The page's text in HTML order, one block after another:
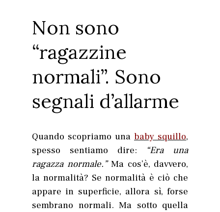
Non sono
“ragazzine
normali”. Sono
segnali d’allarme
Quando scopriamo una baby squillo,
spesso sentiamo dire:
“Era una
ragazza normale.”Ma cos’è, davvero,
la normalità? Se normalità è ciò che
appare in superficie, allora sì, forse
sembrano normali. Ma sotto quella